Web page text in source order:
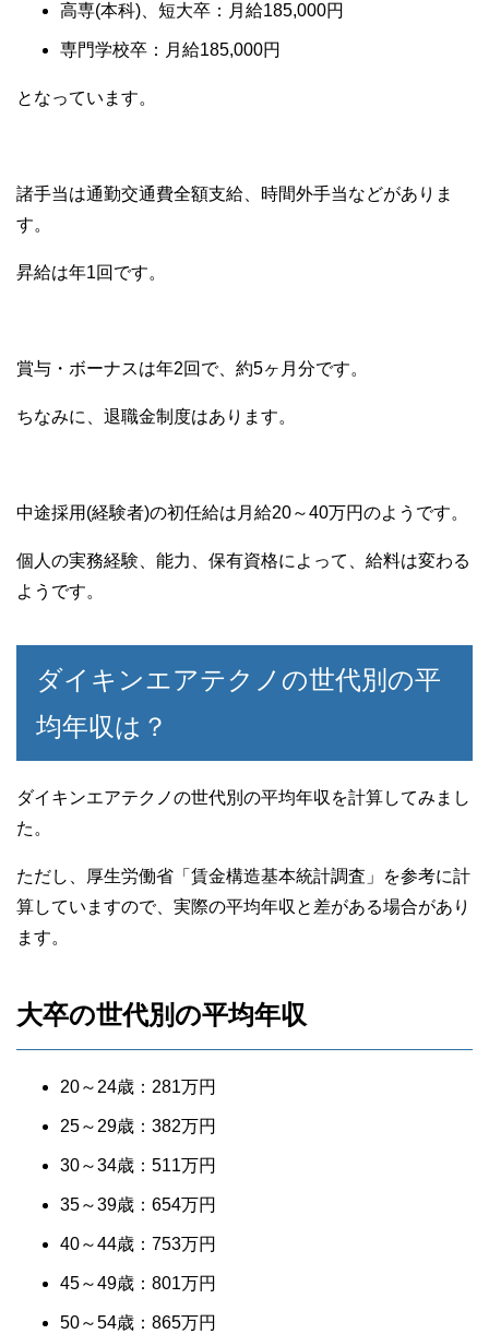
高専(本科)、短大卒：月給185,000円
専門学校卒：月給185,000円
となっています。
諸手当は通勤交通費全額支給、時間外手当などがありま
す。
昇給は年1回です。
賞与・ボーナスは年2回で、約5ヶ月分です。
ちなみに、退職金制度はあります。
中途採用(経験者)の初任給は月給20～40万円のようです。
個人の実務経験、能力、保有資格によって、給料は変わる
ようです。
ダイキンエアテクノの世代別の平
均年収は？
ダイキンエアテクノの世代別の平均年収を計算してみまし
た。
ただし、厚生労働省「賃金構造基本統計調査」を参考に計
算していますので、実際の平均年収と差がある場合があり
ます。
大卒の世代別の平均年収
20～24歳：281万円
25～29歳：382万円
30～34歳：511万円
35～39歳：654万円
40～44歳：753万円
45～49歳：801万円
50～54歳：865万円